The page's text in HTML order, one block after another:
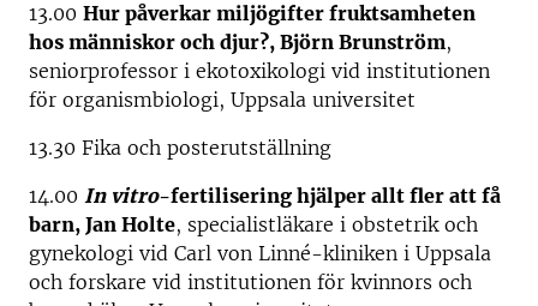
13.00 Hur påverkar miljögifter fruktsamheten
hos människor och djur?, Björn Brunström,
seniorprofessor i ekotoxikologi vid institutionen
för organismbiologi, Uppsala universitet
13.30 Fika och posterutställning
14.00 In vitro-fertilisering hjälper allt fler att få
barn, Jan Holte, specialistläkare i obstetrik och
gynekologi vid Carl von Linné-kliniken i Uppsala
och forskare vid institutionen för kvinnors och